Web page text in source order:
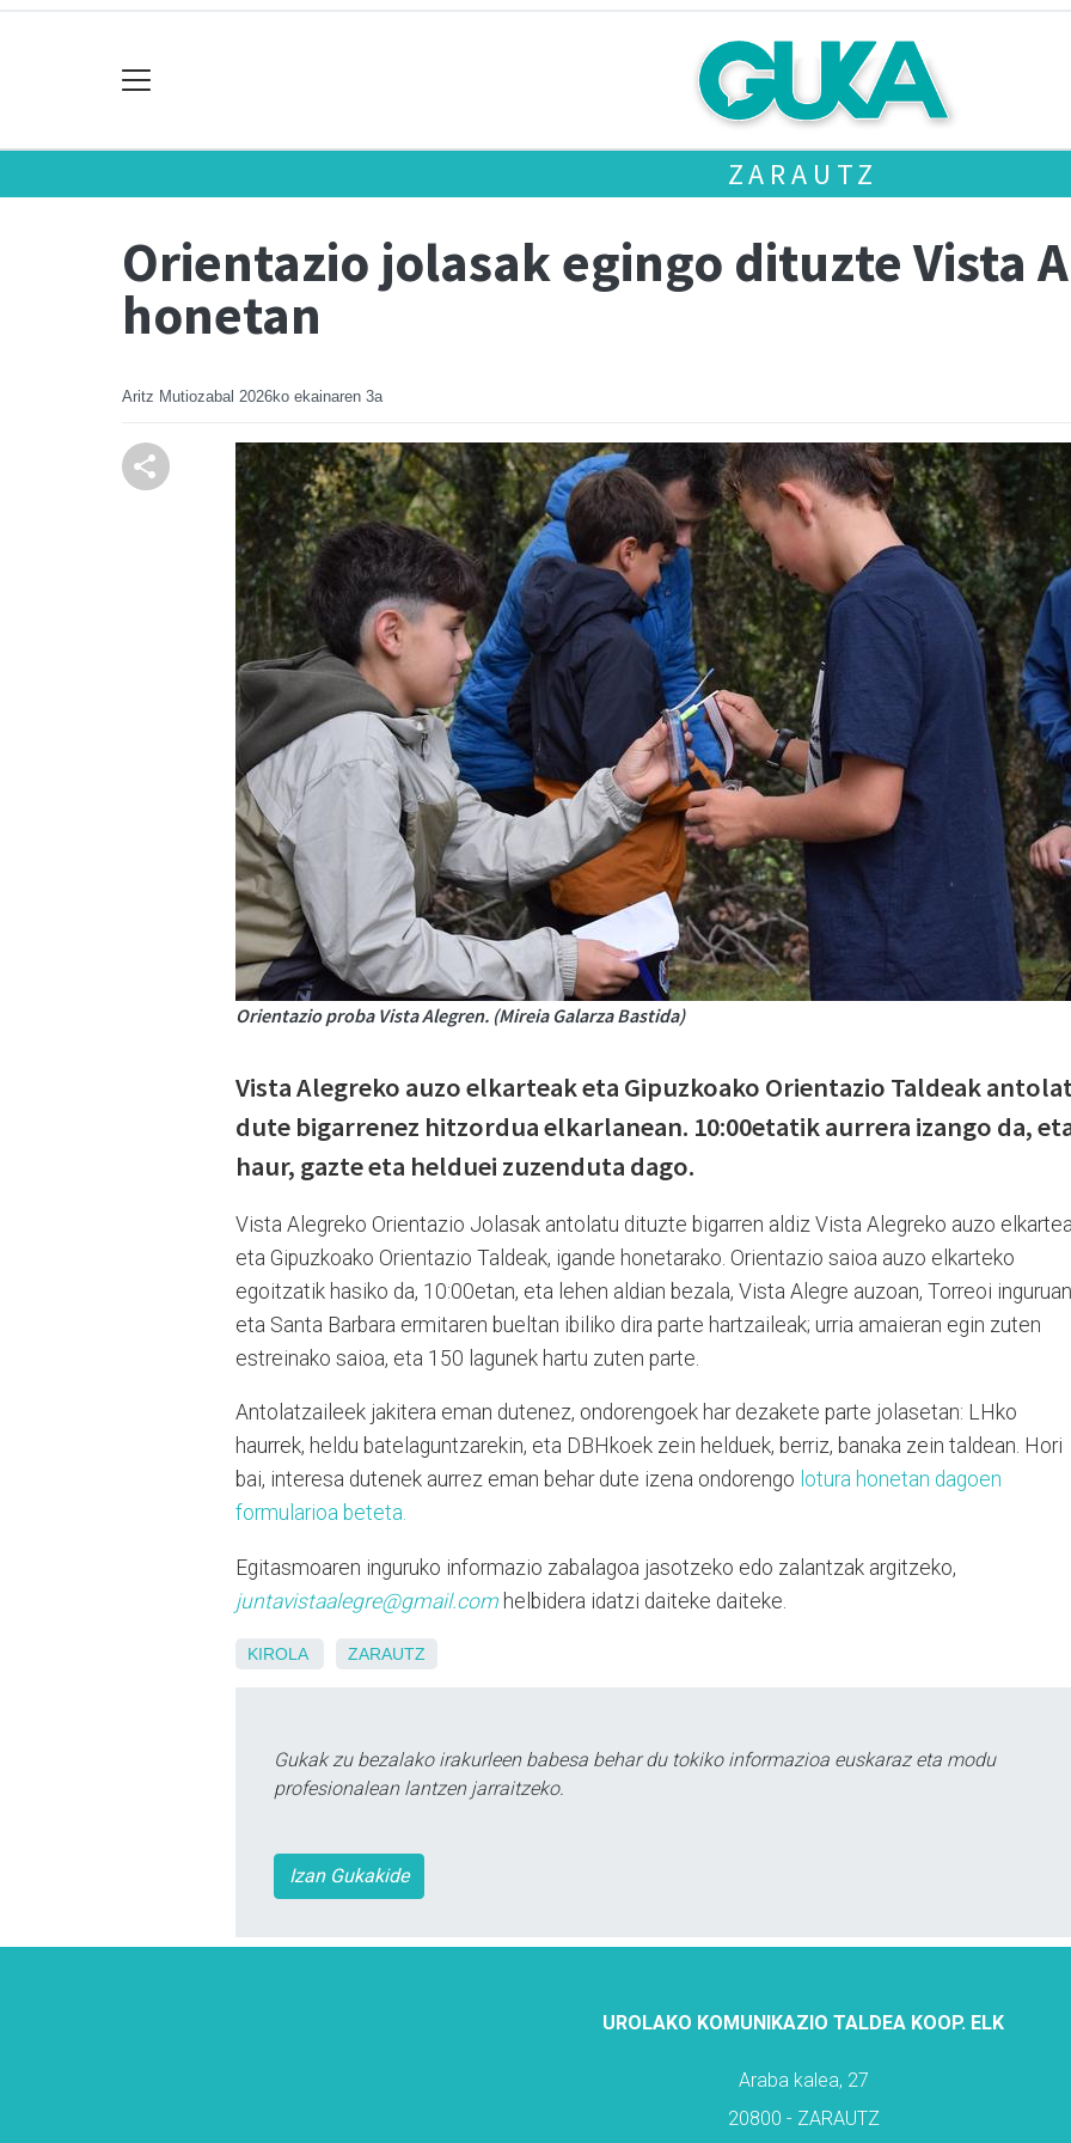
ZARAUTZ
Orientazio jolasak egingo dituzte Vista
honetan
Aritz Mutiozabal 2026ko ekainaren 3a
Orientazio proba Vista Alegren. (Mireia Galarza Bastida)
Vista Alegreko auzo elkarteak eta Gipuzkoako Orientazio Taldeak
dute bigarrenez hitzordua elkarlanean. 10:00etatik aurrera izango da,
haur, gazte eta helduei zuzenduta dago.
Vista Alegreko Orientazio Jolasak antolatu dituzte bigarren aldiz Vista Alegreko auzo
eta Gipuzkoako Orientazio Taldeak, igande honetarako. Orientazio saioa auzo elkarteko
egoitzatik hasiko da, 10:00etan, eta lehen aldian bezala, Vista Alegre auzoan, Torreoi inguruan
eta Santa Barbara ermitaren bueltan ibiliko dira parte hartzaileak; urria amaieran egin zuten
estreinako saioa, eta 150 lagunek hartu zuten parte.
Antolatzaileek jakitera eman dutenez, ondorengoek har dezakete parte jolasetan: LHko
haurrek, heldu batelaguntzarekin, eta DBHkoek zein helduek, berriz, banaka zein taldean. Hori
bai, interesa dutenek aurrez eman behar dute izena ondorengo lotura honetan dagoen
formularioa beteta.
Egitasmoaren inguruko informazio zabalagoa jasotzeko edo zalantzak argitzeko,
juntavistaalegre@gmail.com helbidera idatzi daiteke daiteke.
KIROLA ZARAUTZ
Gukak zu bezalako irakurleen babesa behar du tokiko informazioa euskaraz eta modu
profesionalean lantzen jarraitzeko.
Izan Gukakide
UROLAKO KOMUNIKAZIO TALDEA KOOP. ELK
Araba kalea, 27
20800 - ZARAUTZ